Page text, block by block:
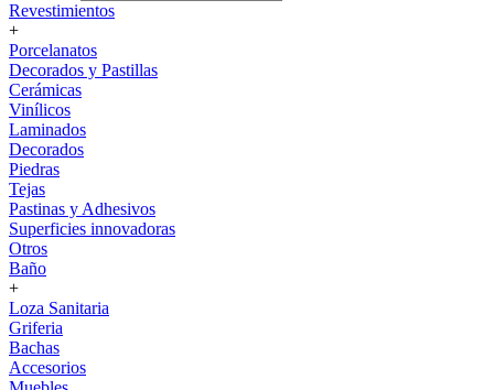
Revestimientos
+
Porcelanatos
Decorados y Pastillas
Cerámicas
Vinílicos
Laminados
Decorados
Piedras
Tejas
Pastinas y Adhesivos
Superficies innovadoras
Otros
Baño
+
Loza Sanitaria
Griferia
Bachas
Accesorios